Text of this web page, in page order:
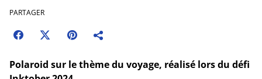
PARTAGER
Polaroid sur le thème du voyage, réalisé lors du défi